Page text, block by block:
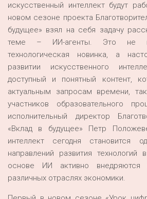
искусственный интеллект будут
новом сезоне проекта
будущее» взял на себя задачу
теме – ИИ-агенты. Это не
технологическая новинка, а
развитии искусственного
доступный и понятный контент,
актуальным запросам времени,
участников образовательного
исполнительный директор
«Вклад в будущее» Петр
интеллект сегодня становится
направлений развития
основе ИИ активно внедряются
различных отраслях экономики.